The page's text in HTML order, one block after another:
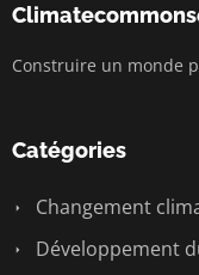
Construire un monde
Catégories
Changement
Développement